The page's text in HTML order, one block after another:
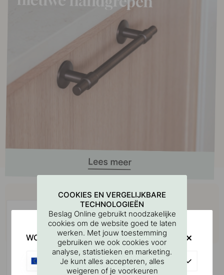
Koop samen met
COOKIES EN VERGELIJKBARE
TECHNOLOGIEËN
Beslag Online gebruikt noodzakelijke
cookies om de website goed te laten
werken. Met jouw toestemming
gebruiken we ook cookies voor
analyse, statistieken en marketing.
Je kunt alles accepteren, alles
weigeren of je voorkeuren
WOULD YOU RATHER VISIT?